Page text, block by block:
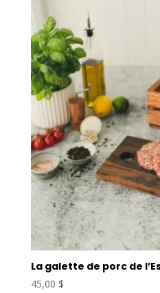
La galette de porc de
45,00 $